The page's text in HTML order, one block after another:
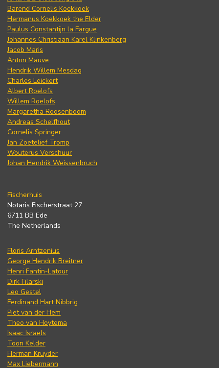
Barend Cornelis Koekkoek
Hermanus Koekkoek the Elder
Paulus Constantijn la Fargue
Johannes Christiaan Karel Klinkenberg
Jacob Maris
Anton Mauve
Hendrik Willem Mesdag
Charles Leickert
Albert Roelofs
Willem Roelofs
Margaretha Roosenboom
Andreas Schelfhout
Cornelis Springer
Jan Zoetelief Tromp
Wouterus Verschuur
Johan Hendrik Weissenbruch
Fischerhuis
Notaris Fischerstraat 27
6711 BB Ede
The Netherlands
Floris Arntzenius
George Hendrik Breitner
Henri Fantin-Latour
Dirk Filarski
Leo Gestel
Ferdinand Hart Nibbrig
Piet van der Hem
Theo van Hoytema
Isaac Israels
Toon Kelder
Herman Kruyder
Max Liebermann